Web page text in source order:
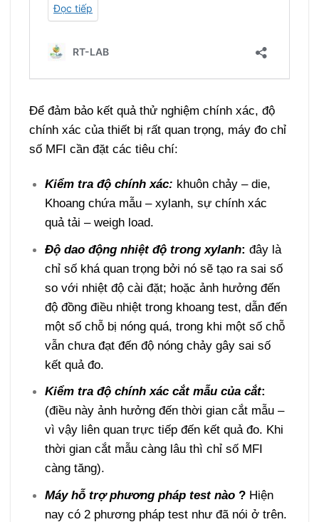
Để đảm bảo kết quả thử nghiệm chính xác, độ
chính xác của thiết bị rất quan trọng, máy đo chỉ
số MFI cần đặt các tiêu chí:
Kiểm tra độ chính xác: khuôn chảy – die,
Khoang chứa mẫu – xylanh, sự chính xác
quả tải – weigh load.
Độ dao động nhiệt độ trong xylanh: đây là
chỉ số khá quan trọng bởi nó sẽ tạo ra sai số
so với nhiệt độ cài đặt; hoặc ảnh hưởng đến
độ đồng điều nhiệt trong khoang test, dẫn đến
một số chỗ bị nóng quá, trong khi một số chỗ
vẫn chưa đạt đến độ nóng chảy gây sai số
kết quả đo.
Kiểm tra độ chính xác cắt mẫu của cắt:
(điều này ảnh hưởng đến thời gian cắt mẫu –
vì vậy liên quan trực tiếp đến kết quả đo. Khi
thời gian cắt mẫu càng lâu thì chỉ số MFI
càng tăng).
Máy hỗ trợ phương pháp test nào ? Hiện
nay có 2 phương pháp test như đã nói ở trên.